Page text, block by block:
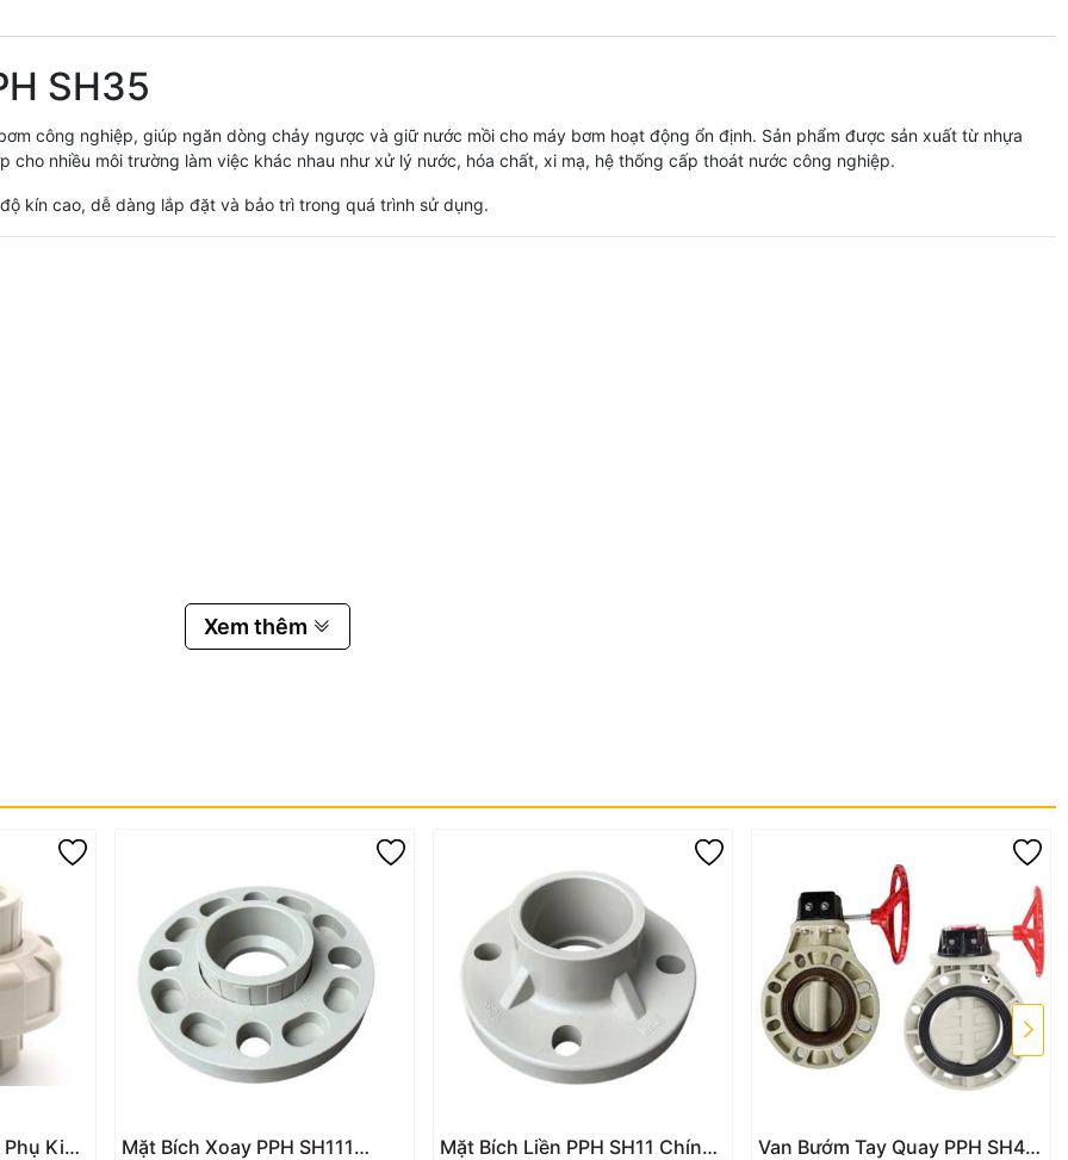
SH35
công nghiệp, giúp ngăn dòng chảy ngược và giữ nước mồi cho máy bơm hoạt động ổn định. Sản phẩm được sản xuất từ nhựa
cho nhiều môi trường làm việc khác nhau như xử lý nước, hóa chất, xi mạ, hệ thống cấp thoát nước công nghiệp.
kín cao, dễ dàng lắp đặt và bảo trì trong quá trình sử dụng.
PPH SH35Xem thêm
Kiện
Mặt Bích Xoay PPH SH111
Mặt Bích Liền PPH SH11 Chính
Van Bướm Tay Quay PPH SH47